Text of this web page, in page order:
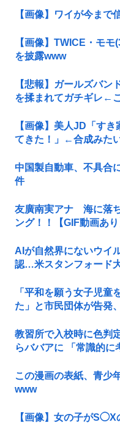
【画像】ワイが今まで
【画像】TWICE・モ
を披露www
【悲報】ガールズバン
を揉まれてガチギレ←
【画像】美人JD「す
てきた！」←合成みた
中国製自動車、不具合
件
友廣南実アナ 海に落
ング！！【GIF動画あり
AIが自然界にないウイ
認…米スタンフォード
「平和を願う女子児童
た」と市民団体が告
教習所で入校時に色判
らババアに 「常識的に
この漫画の表紙、青少
www
【画像】女の子がS◯X